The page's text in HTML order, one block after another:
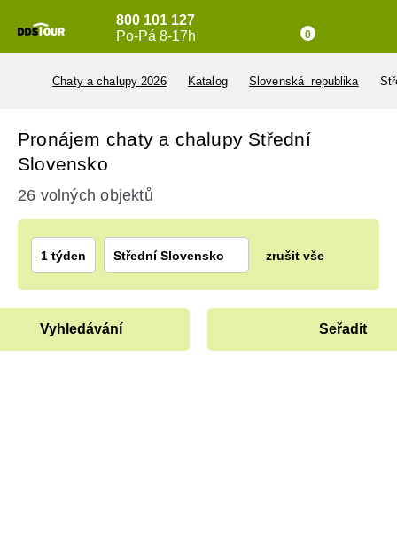
800 101 127
Po-Pá 8-17h
0
Chaty a chalupy 2026 Katalog Slovenská republika
Pronájem chaty a chalupy Střední
Slovensko
26 volných objektů
1 týden Střední Slovensko zrušit vše
Vyhledávání Seřadit